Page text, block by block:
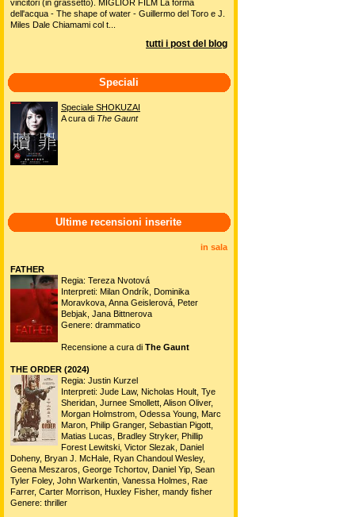
vincitori (in grassetto). MIGLIOR FILM La forma
dell'acqua - The shape of water - Guillermo del Toro e J.
Miles Dale Chiamami col t...
tutti i post del blog
Speciali
Speciale SHOKUZAI
A cura di The Gaunt
Ultime recensioni inserite
in sala
FATHER
Regia: Tereza Nvotová
Interpreti: Milan Ondrík, Dominika
Moravkova, Anna Geislerová, Peter
Bebjak, Jana Bittnerova
Genere: drammatico
Recensione a cura di The Gaunt
THE ORDER (2024)
Regia: Justin Kurzel
Interpreti: Jude Law, Nicholas Hoult, Tye
Sheridan, Jurnee Smollett, Alison Oliver,
Morgan Holmstrom, Odessa Young, Marc
Maron, Philip Granger, Sebastian Pigott,
Matias Lucas, Bradley Stryker, Phillip
Forest Lewitski, Victor Slezak, Daniel
Doheny, Bryan J. McHale, Ryan Chandoul Wesley,
Geena Meszaros, George Tchortov, Daniel Yip, Sean
Tyler Foley, John Warkentin, Vanessa Holmes, Rae
Farrer, Carter Morrison, Huxley Fisher, mandy fisher
Genere: thriller